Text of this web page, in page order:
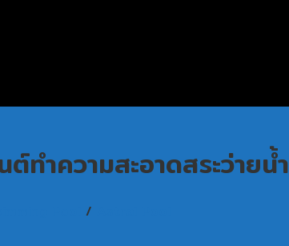
ำความสะอาดสระว่ายน้ำ
Pool /